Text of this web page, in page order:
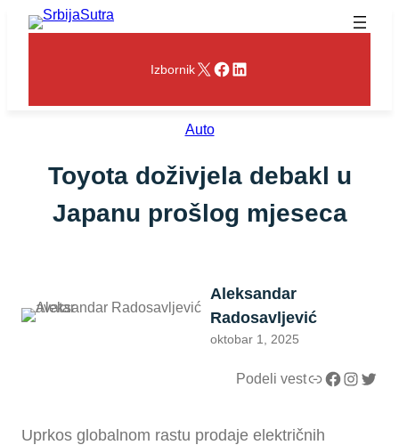
Skoči
IzbornikX Facebook
LinkedIn
Auto
Toyota doživjela debakl u
Japanu prošlog mjeseca
Aleksandar
Radosavljević
oktobar 1, 2025
Podeli vestLink Facebook InstagramTwitter
Uprkos globalnom rastu prodaje električnih